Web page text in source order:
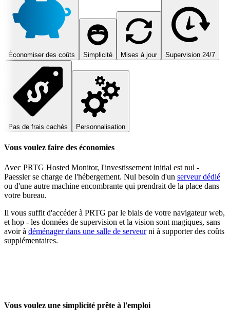
Économiser des coûts Simplicité Mises à jour Supervision 24/7
Pas de frais cachés Personnalisation
Vous voulez faire des économies
Avec PRTG Hosted Monitor, l'investissement initial est nul -
Paessler se charge de l'hébergement. Nul besoin d'un serveur dédié
ou d'une autre machine encombrante qui prendrait de la place dans
votre bureau.
Il vous suffit d'accéder à PRTG par le biais de votre navigateur web,
et hop - les données de supervision et la vision sont magiques, sans
avoir à déménager dans une salle de serveurni à supporter des coûts
supplémentaires.
Vous voulez une simplicité prête à l'emploi